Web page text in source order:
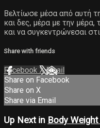
Βελτίωσε μέσα από αυτή
και δες, μέρα με την
και να συγκεντρώνεσαι
Share with friends
Facebook XEmail
Share on Facebook
Share on X
Share via Email
Up Next in Body